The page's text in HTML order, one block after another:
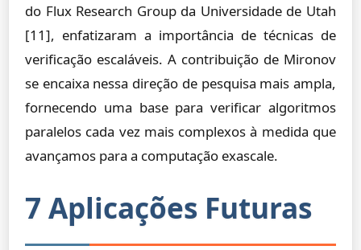
do Flux Research Group da Universidade de Utah
[11], enfatizaram a importância de técnicas de
verificação escaláveis. A contribuição de Mironov
se encaixa nessa direção de pesquisa mais ampla,
fornecendo uma base para verificar algoritmos
paralelos cada vez mais complexos à medida que
avançamos para a computação exascale.
7 Aplicações Futuras